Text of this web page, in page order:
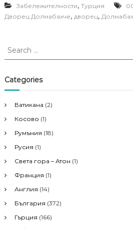
Забележителности, Турция
Дворец Долмабахче, дворец,
S
r
c
f
o
r
Categories
Ватикана (2)
Косово (1)
Румъния (18)
Русия (1)
Света гора – Атон (1)
Франция (1)
Англия (14)
България (372)
Гърция (166)